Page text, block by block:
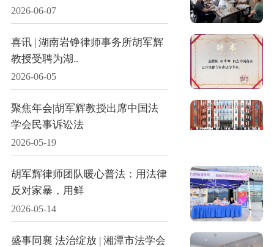
2026-06-07
喜讯 | 湖南岩铮律师事务所胡军辉
教授受聘为湖..
2026-06-05
聚焦年会|胡军辉教授出席中国法
学会民事诉讼法
2026-05-19
胡军辉律师团队暖心普法：用法律
反对家暴，用鲜
2026-05-14
盛事同襄 法治绽放 | 湘潭市法学会